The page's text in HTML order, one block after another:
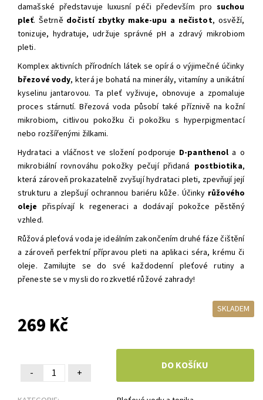
damašské představuje luxusní péči především pro suchou
pleť. Šetrně dočistí zbytky make-upu a nečistot, osvěží,
tonizuje, hydratuje, udržuje správné pH a zdravý mikrobiom
pleti.
Komplex aktivních přírodních látek se opírá o výjimečné účinky
březové vody, která je bohatá na minerály, vitamíny a unikátní
kyselinu jantarovou. Tapleť vyživuje, obnovuje a zpomaluje
proces stárnutí. Březová voda působí také příznivě na kožní
mikrobiom, citlivou pokožku či pokožku s hyperpigmentací
nebo rozšířenými žilkami.
Hydrataci a vláčnost ve složení podporuje D-panthenol a o
mikrobiální rovnováhu pokožky pečují přidaná postbiotika,
která zároveň prokazatelně zvyšují hydrataci pleti, zpevňují její
strukturu a zlepšují ochrannou bariéru kůže. Účinky růžového
oleje přispívají k regeneraci a dodávají pokožce pěstěný
vzhled.
Růžová pleťová voda je ideálním zakončením druhé fáze čištění
a zároveň perfektní přípravou pleti na aplikaci séra, krému či
oleje. Zamilujte se do své každodenní pleťové rutiny a
přeneste se v mysli do rozkvetlé růžové zahrady!
SKLADEM
269 Kč
- +